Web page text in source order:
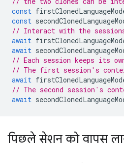
const
const
// Interact with the
await
await
// Each session keeps its
// The first session's
await
// The second session's
await
पिछले सेशन को वापस